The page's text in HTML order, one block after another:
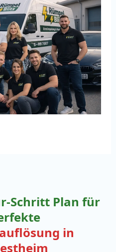
Schritt Plan für
in